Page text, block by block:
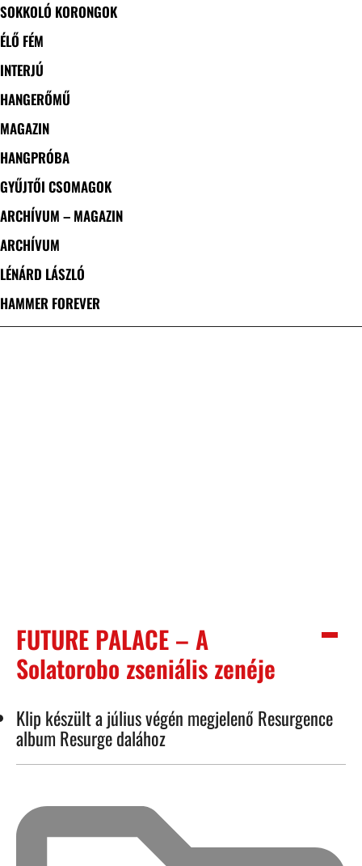
SOKKOLÓ KORONGOK
ÉLŐ FÉM
INTERJÚ
HANGERŐMŰ
MAGAZIN
HANGPRÓBA
GYŰJTŐI CSOMAGOK
ARCHÍVUM – MAGAZIN
ARCHÍVUM
LÉNÁRD LÁSZLÓ
HAMMER FOREVER
FUTURE PALACE – A
Solatorobo zseniális zenéje
Klip készült a július végén megjelenő Resurgence
album Resurge dalához